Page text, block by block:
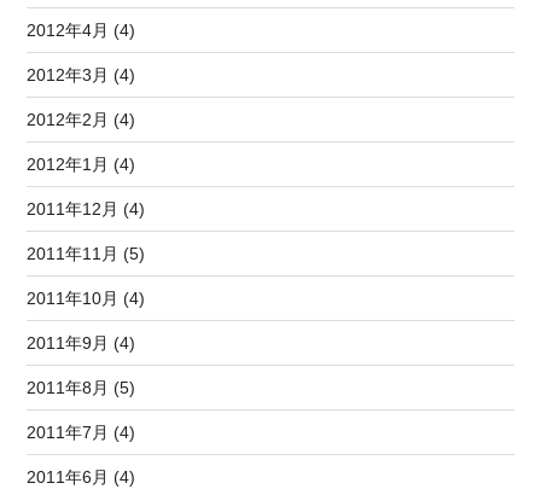
2012年4月 (4)
2012年3月 (4)
2012年2月 (4)
2012年1月 (4)
2011年12月 (4)
2011年11月 (5)
2011年10月 (4)
2011年9月 (4)
2011年8月 (5)
2011年7月 (4)
2011年6月 (4)